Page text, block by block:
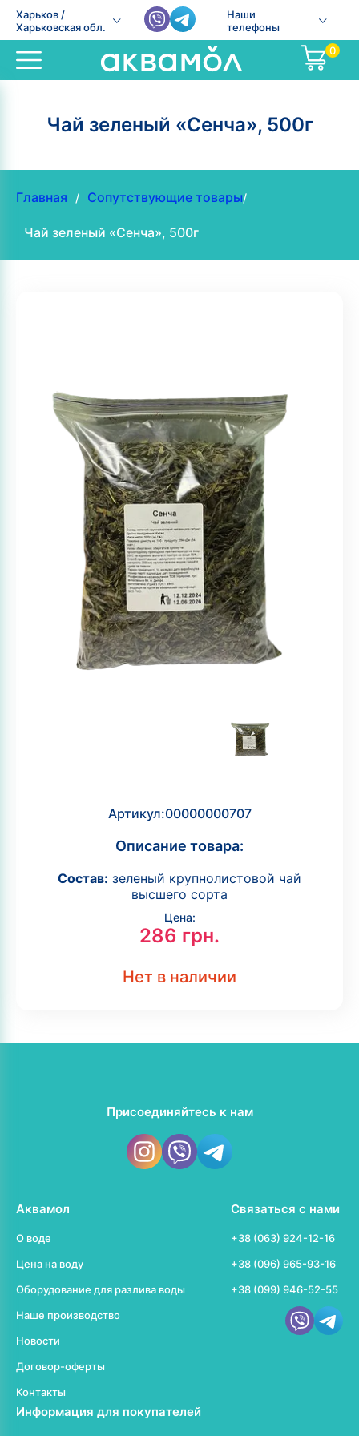
Харьков /
Харьковская обл.
Наши
телефоны
0
Чай зеленый «Сенча», 500г
Главная / Сопутствующие товары/
Чай зеленый «Сенча», 500г
Артикул:00000000707
Описание товара:
Состав: зеленый крупнолистовой чай
высшего сорта
Цена:
286 грн.
Нет в наличии
Присоединяйтесь к нам
Аквамол
О воде
Цена на воду
Оборудование для разлива воды
Наше производство
Новости
Договор-оферты
Контакты
Информация для покупателей
Связаться с нами
+38 (063) 924-12-16
+38 (096) 965-93-16
+38 (099) 946-52-55